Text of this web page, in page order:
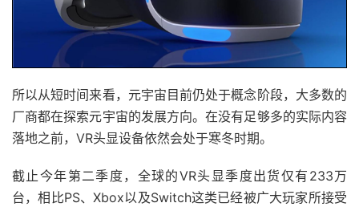
所以从短时间来看，元宇宙目前仍处于概念阶段，大多数的
厂商都在探索元宇宙的发展方向。在没有足够多的实际内容
落地之前，VR头显设备依然会处于寒冬时期。
截止今年第二季度，全球的VR头显季度出货仅有233万
台，相比PS、Xbox以及Switch这类已经被广大玩家所接受